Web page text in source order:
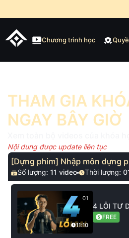
Mở
Chương trình học
THAM GIA
NGAY BÂY GIỜ
Nội dung được update liên tục
[Dựng phim] Nhập môn dựng
Số lượng: 11 video Thời lượng:
01
11:10
4 LỖI TƯ
FREE